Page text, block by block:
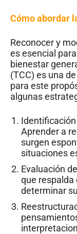
Cómo abordar
Reconocer y
es esencial
bienestar
(TCC) es una
para este
algunas
Aprender a
surgen
situaciones
Evaluación
que
determinar